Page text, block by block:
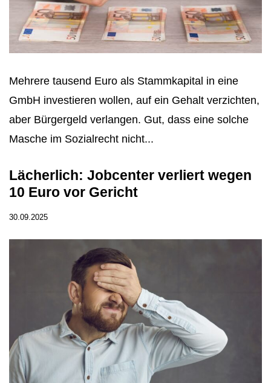
Mehrere tausend Euro als Stammkapital in eine
GmbH investieren wollen, auf ein Gehalt verzichten,
aber Bürgergeld verlangen. Gut, dass eine solche
Masche im Sozialrecht nicht...
Lächerlich: Jobcenter verliert wegen
10 Euro vor Gericht
30.09.2025